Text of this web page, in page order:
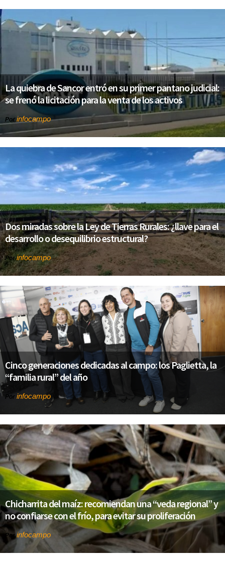
La quiebra de Sancor entró en su primer pantano judicial:
se frenó la licitación para la venta de los activos
Por infocampo
Dos miradas sobre la Ley de Tierras Rurales: ¿llave para el
desarrollo o desequilibrio estructural?
Porinfocampo
Cinco generaciones dedicadas al campo: los Paglietta, la
“familia rural” del año
Por infocampo
Chicharrita del maíz: recomiendan una “veda regional” y
no confiarse con el frío, para evitar su proliferación
Porinfocampo